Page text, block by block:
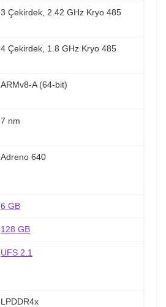
3 Çekirdek, 2.42 GHz Kryo 485
4 Çekirdek, 1.8 GHz Kryo 485
ARMv8-A (64-bit)
7 nm
Adreno 640
6 GB
128 GB
UFS 2.1
LPDDR4x